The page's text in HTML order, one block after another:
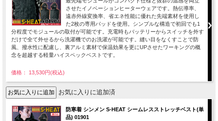
させたイノベーションヒーターウェアです。熱伝導率、
遠赤外線変換率、省エネ性能に優れた先端素材を使用し
た2枚の専用パッドを使用。シンプルな構造で初回でも1
分程度でモジュールの取付が可能です。充電時もバッテリーからスイッチを外す
だけで全て外せるから洗濯機でのお洗濯が可能です。縫い目をなくすことで防
風、撥水性に配慮し、裏アルミ素材で保温効果を更にUPさせたワーキングの概
念を超越する軽量ハイスペックベストです。
価格： 13,530円(税込)
お気に入りに追加済
防寒着 シンメン S-HEAT シームレスストレッチベスト(単
品) 01901